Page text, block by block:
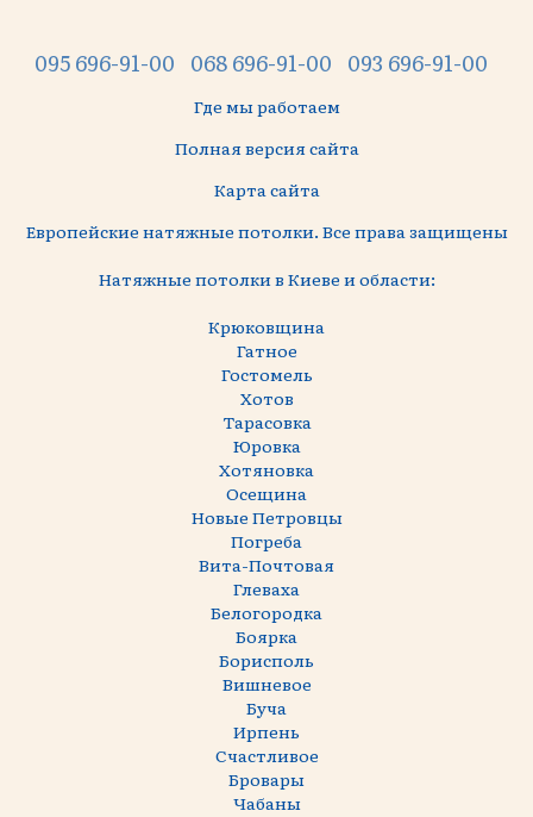
095 696-91-00 068 696-91-00 093 696-91-00
Где мы работаем
Полная версия сайта
Карта сайта
Европейские натяжные потолки. Все права защищены
Натяжные потолки в Киеве и области:
Крюковщина
Гатное
Гостомель
Хотов
Тарасовка
Юровка
Хотяновка
Осещина
Новые Петровцы
Погреба
Вита-Почтовая
Глеваха
Белогородка
Боярка
Борисполь
Вишневое
Буча
Ирпень
Счастливое
Бровары
Чабаны